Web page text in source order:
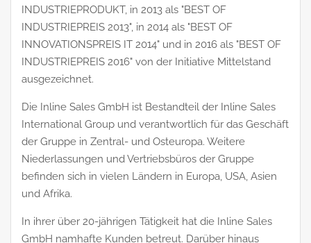
INDUSTRIEPRODUKT, in 2013 als "BEST OF
INDUSTRIEPREIS 2013", in 2014 als "BEST OF
INNOVATIONSPREIS IT 2014" und in 2016 als "BEST OF
INDUSTRIEPREIS 2016" von der Initiative Mittelstand
ausgezeichnet.
Die Inline Sales GmbH ist Bestandteil der Inline Sales
International Group und verantwortlich für das Geschäft
der Gruppe in Zentral- und Osteuropa. Weitere
Niederlassungen und Vertriebsbüros der Gruppe
befinden sich in vielen Ländern in Europa, USA, Asien
und Afrika.
In ihrer über 20-jährigen Tätigkeit hat die Inline Sales
GmbH namhafte Kunden betreut. Darüber hinaus